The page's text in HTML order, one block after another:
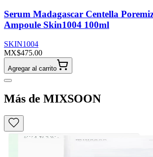
Serum Madagascar Centella
Ampoule Skin1004 100ml
SKIN1004
MX$475.00
Agregar al carrito
Más de MIXSOON